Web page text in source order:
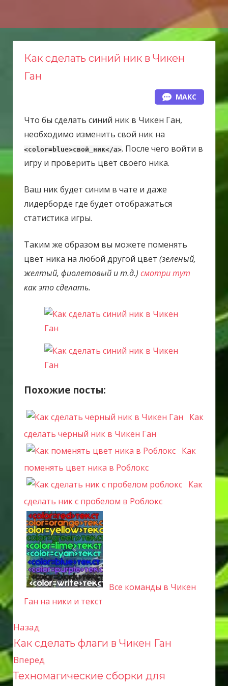
Как сделать синий ник в Чикен
Ган
МАКС
Что бы сделать синий ник в Чикен Ган,
необходимо изменить свой ник на
<color=blue>свой_ник</a>. После чего войти в
игру и проверить цвет своего ника.
Ваш ник будет синим в чате и даже
лидерборде где будет отображаться
статистика игры.
Таким же образом вы можете поменять
цвет ника на любой другой цвет (зеленый,
желтый, фиолетовый и т.д.) смотри тут
как это сделать.
Похожие посты:
Как
сделать черный ник в Чикен Ган
Как
поменять цвет ника в Роблокс
Как
сделать ник с пробелом в Роблокс
Все команды в Чикен
Ган на ники и текст
Н
а
в
Назад
Как сделать флаги в Чикен Ган
Вперед
Техномагические сборки для